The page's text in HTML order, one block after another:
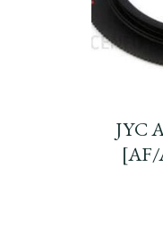
JYC
[AF/